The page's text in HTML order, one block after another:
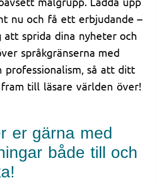
nu och få ett erbjudande –
att sprida dina nyheter och
språkgränserna med
professionalism, så att ditt
till läsare världen över!
er gärna med
både till och